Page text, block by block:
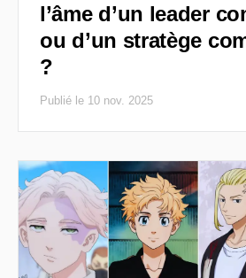
l’âme d’un leader
ou d’un stratège
?
Publié le 10 nov. 2025